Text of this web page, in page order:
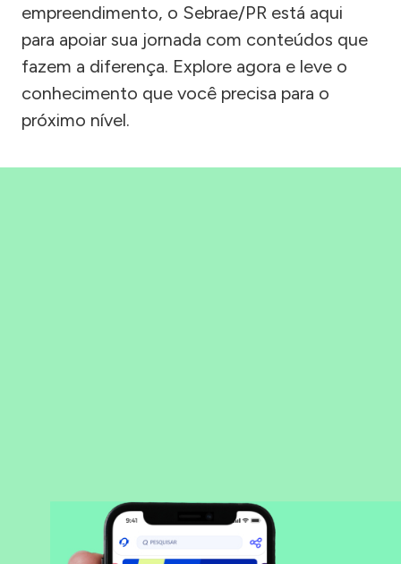
empreendimento, o Sebrae/PR está aqui
para apoiar sua jornada com conteúdos que
fazem a diferença. Explore agora e leve o
conhecimento que você precisa para o
próximo nível.